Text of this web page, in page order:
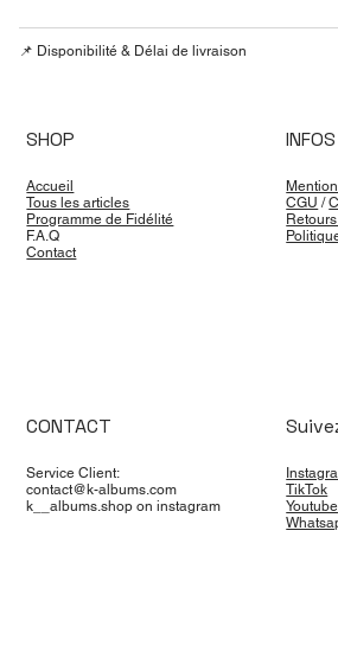
📌 Disponibilité & Délai de livraison
SHOP
Accueil
Tous les articles
Programme de Fidélité
F.A.Q
Contact
INFOS
CGU /
CONTACT
Service Client:
contact@k-albums.com
k__albums.shop on instagram
TikTok
Youtube